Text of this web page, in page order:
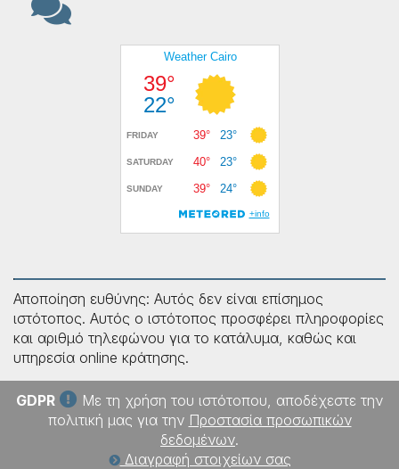
Αποποίηση ευθύνης: Αυτός δεν είναι επίσημος
ιστότοπος. Αυτός ο ιστότοπος προσφέρει πληροφορίες
και αριθμό τηλεφώνου για το κατάλυμα, καθώς και
υπηρεσία online κράτησης.
GDPR
Με τη χρήση του ιστότοπου, αποδέχεστε την
πολιτική μας για την Προστασία προσωπικών
δεδομένων.
Διαγραφή στοιχείων σας